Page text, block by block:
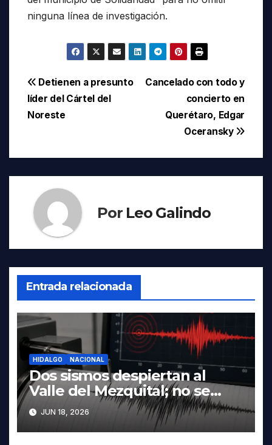
ninguna línea de investigación.
Navegación
de
Cancelado con todo y
concierto en
Querétaro, Edgar
Oceransky
Detienen a presunto
líder del Cártel del
Noreste
Por Leo Galindo
Entrada relacionada
HIDALGO NACIONAL
Dos sismos despiertan al
Valle del Mezquital; no se
reportan daños en Hidalgo
JUN 18, 2026